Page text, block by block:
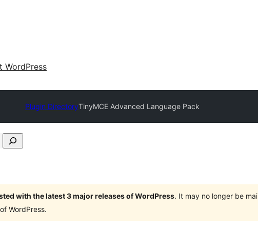
WordPress
Plugin DirectoryTinyMCE Advanced Language Pack
with the latest 3 major releases of WordPress. It may no longer be
WordPress.